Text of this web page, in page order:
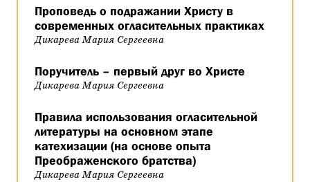
Проповедь о подражании Христу в
современных огласительных практиках
Дикарева Мария Сергеевна
Поручитель – первый друг во Христе
Дикарева Мария Сергеевна
Правила использования огласительной
литературы на основном этапе
катехизации (на основе опыта
Преображенского братства)
Дикарева Мария Сергеевна